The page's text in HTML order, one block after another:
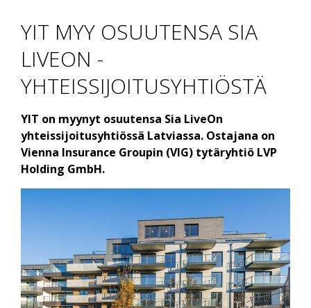
YIT MYY OSUUTENSA SIA
LIVEON -
YHTEISSIJOITUSYHTIÖSTÄ
YIT on myynyt osuutensa Sia LiveOn
yhteissijoitusyhtiössä Latviassa. Ostajana on
Vienna Insurance Groupin (VIG) tytäryhtiö LVP
Holding GmbH.